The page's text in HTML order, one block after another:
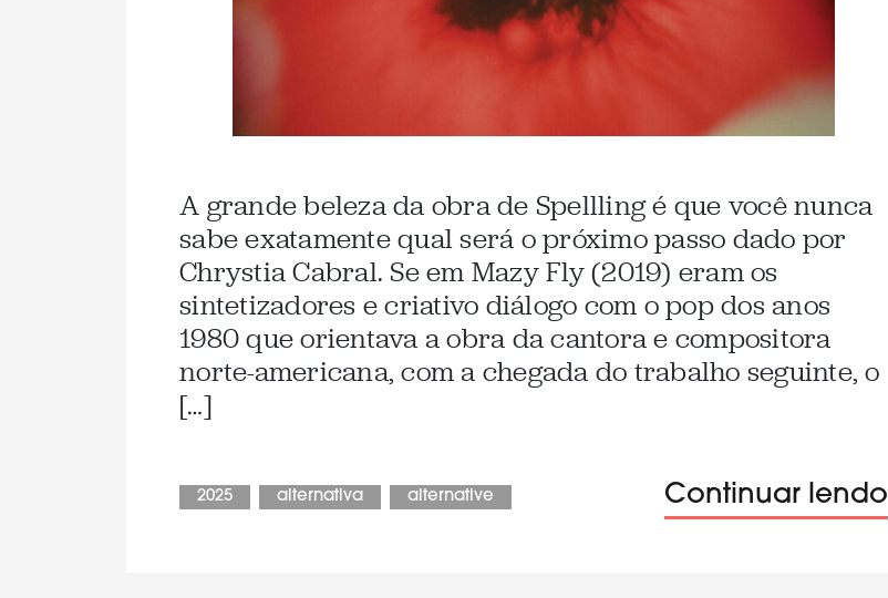
A grande beleza da obra de Spellling é que você nunca
sabe exatamente qual será o próximo passo dado por
Chrystia Cabral. Se em Mazy Fly (2019) eram os
sintetizadores e criativo diálogo com o pop dos anos
1980 que orientava a obra da cantora e compositora
norte-americana, com a chegada do trabalho seguinte, o
[…]
2025 alternativa alternative Continuar lendo